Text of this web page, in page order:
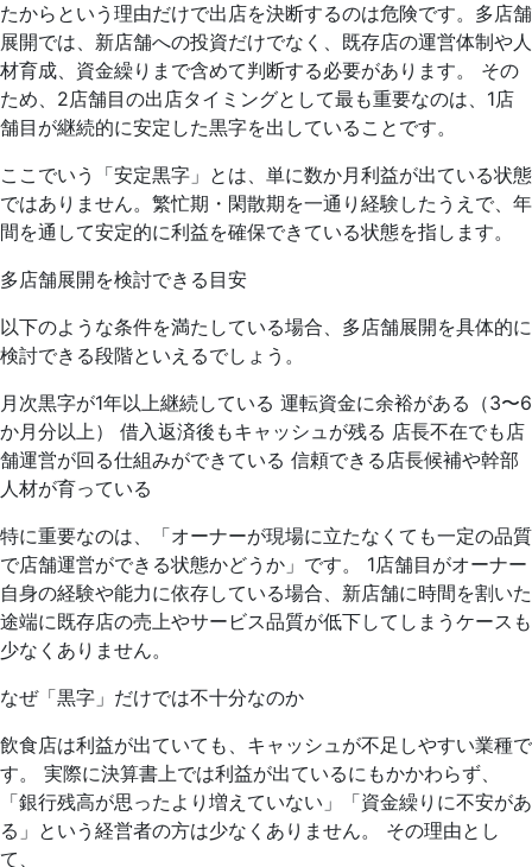
たからという理由だけで出店を決断するのは危険です。多店舗
展開では、新店舗への投資だけでなく、既存店の運営体制や人
材育成、資金繰りまで含めて判断する必要があります。 その
ため、2店舗目の出店タイミングとして最も重要なのは、1店
舗目が継続的に安定した黒字を出していることです。
ここでいう「安定黒字」とは、単に数か月利益が出ている状態
ではありません。繁忙期・閑散期を一通り経験したうえで、年
間を通して安定的に利益を確保できている状態を指します。
多店舗展開を検討できる目安
以下のような条件を満たしている場合、多店舗展開を具体的に
検討できる段階といえるでしょう。
月次黒字が1年以上継続している 運転資金に余裕がある（3〜6
か月分以上） 借入返済後もキャッシュが残る 店長不在でも店
舗運営が回る仕組みができている 信頼できる店長候補や幹部
人材が育っている
特に重要なのは、「オーナーが現場に立たなくても一定の品質
で店舗運営ができる状態かどうか」です。 1店舗目がオーナー
自身の経験や能力に依存している場合、新店舗に時間を割いた
途端に既存店の売上やサービス品質が低下してしまうケースも
少なくありません。
なぜ「黒字」だけでは不十分なのか
飲食店は利益が出ていても、キャッシュが不足しやすい業種で
す。 実際に決算書上では利益が出ているにもかかわらず、
「銀行残高が思ったより増えていない」「資金繰りに不安があ
る」という経営者の方は少なくありません。 その理由とし
て、